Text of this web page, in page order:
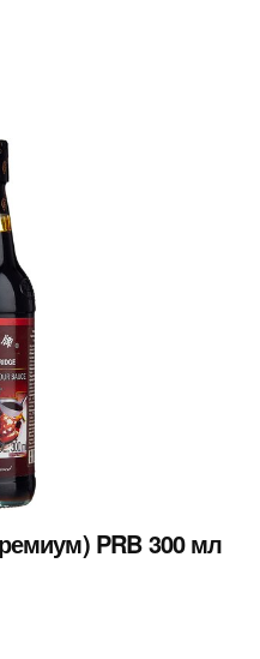
PRB 300 мл